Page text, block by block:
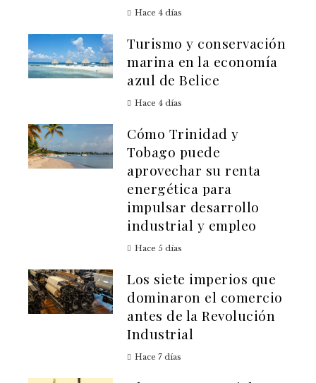
Hace 4 días
Turismo y conservación
marina en la economía
azul de Belice
Hace 4 días
Cómo Trinidad y
Tobago puede
aprovechar su renta
energética para
impulsar desarrollo
industrial y empleo
Hace 5 días
Los siete imperios que
dominaron el comercio
antes de la Revolución
Industrial
Hace 7 días